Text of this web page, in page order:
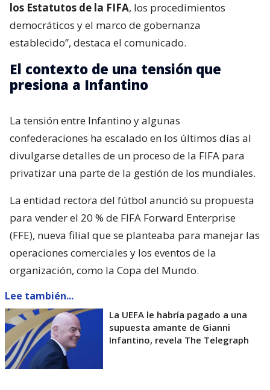
los Estatutos de la FIFA, los procedimientos
democráticos y el marco de gobernanza
establecido”, destaca el comunicado.
El contexto de una tensión que
presiona a Infantino
La tensión entre Infantino y algunas
confederaciones ha escalado en los últimos días al
divulgarse detalles de un proceso de la FIFA para
privatizar una parte de la gestión de los mundiales.
La entidad rectora del fútbol anunció su propuesta
para vender el 20 % de FIFA Forward Enterprise
(FFE), nueva filial que se planteaba para manejar las
operaciones comerciales y los eventos de la
organización, como la Copa del Mundo.
Lee también...
La UEFA le habría pagado a una
supuesta amante de Gianni
Infantino, revela The Telegraph